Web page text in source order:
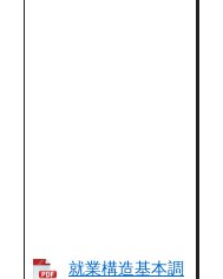
就業構造基本調